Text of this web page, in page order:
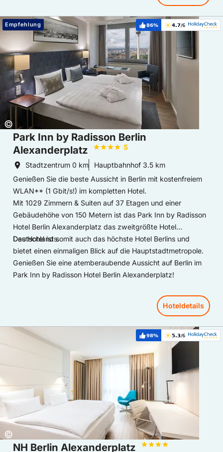
Copyright:
©
Empfehlung Weiterempfehlung:
86% Bewertung:
4.7/6
Park Inn by Radisson Berlin
Alexanderplatz
S
Stadtzentrum 0 km Hauptbahnhof 3.5 km
Genießen Sie die beste Aussicht in Berlin mit kostenfreiem
WLAN** (1 Gbit/s!) im kompletten Hotel.
Mit 1029 Zimmern & Suiten auf 37 Etagen und einer
Gebäudehöhe von 150 Metern ist das Park Inn by Radisson
Hotel Berlin Alexanderplatz das zweitgrößte Hotel
Deutschlands.
Das Hotel ist somit auch das höchste Hotel Berlins und
bietet einen einmaligen Blick auf die Hauptstadtmetropole.
Genießen Sie eine atemberaubende Aussicht auf Berlin im
Park Inn by Radisson Hotel Berlin Alexanderplatz!
Hoteldetails
Hoteldetails: Park Inn by Radisson Berlin Alexanderplatz
Copyright:
©
Weiterempfehlung:
98% Bewertung:
5.3/6
NH Berlin Alexanderplatz
Hoteldetails: NH Berlin Alexanderplatz